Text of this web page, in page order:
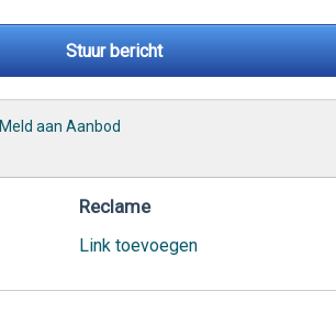
Stuur bericht
Meld aan Aanbod
Reclame
Link toevoegen